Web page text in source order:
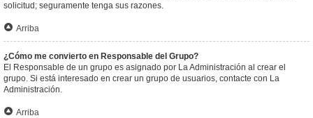
solicitud; seguramente tenga sus razones.
Arriba
¿Cómo me convierto en Responsable del Grupo?
El Responsable de un grupo es asignado por La Administración al crear el
grupo. Si está interesado en crear un grupo de usuarios, contacte con La
Administración.
Arriba